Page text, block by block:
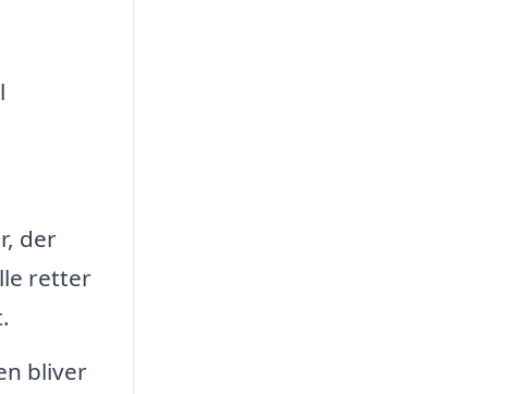
der
retter
bliver